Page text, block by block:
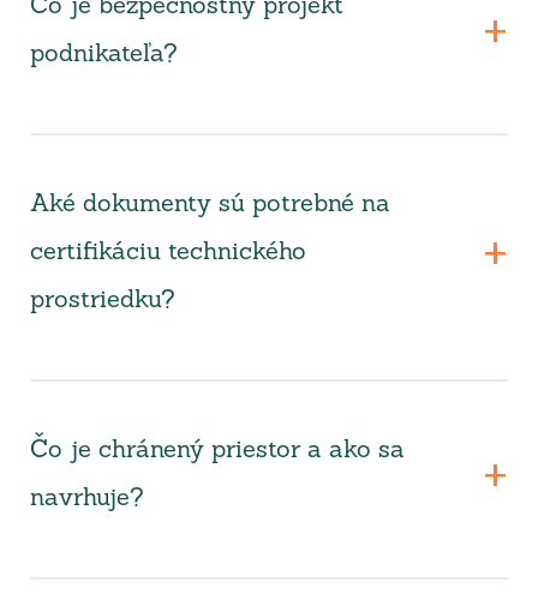
Čo je bezpečnostný projekt
podnikateľa?
Aké dokumenty sú potrebné na
certifikáciu technického
prostriedku?
Čo je chránený priestor a ako sa
navrhuje?